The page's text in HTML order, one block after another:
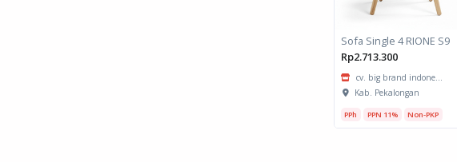
Sofa Single 4 RIONE S9
Rp2.713.300
cv. big brand indone...
Kab. Pekalongan
PPh PPN 11% Non-PKP